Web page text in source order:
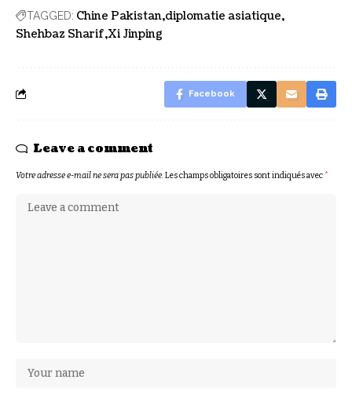
TAGGED: Chine Pakistan diplomatie asiatique
Shehbaz Sharif Xi Jinping
Facebook
Leave a comment
Votre adresse e-mail ne sera pas publiée.Les champs obligatoires sont indiqués avec*